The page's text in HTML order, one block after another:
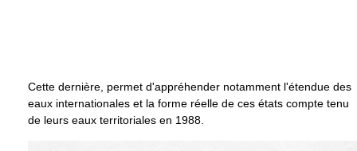
Cette dernière, permet d'appréhender notamment l'étendue des
eaux internationales et la forme réelle de ces états compte tenu
de leurs eaux territoriales en 1988.